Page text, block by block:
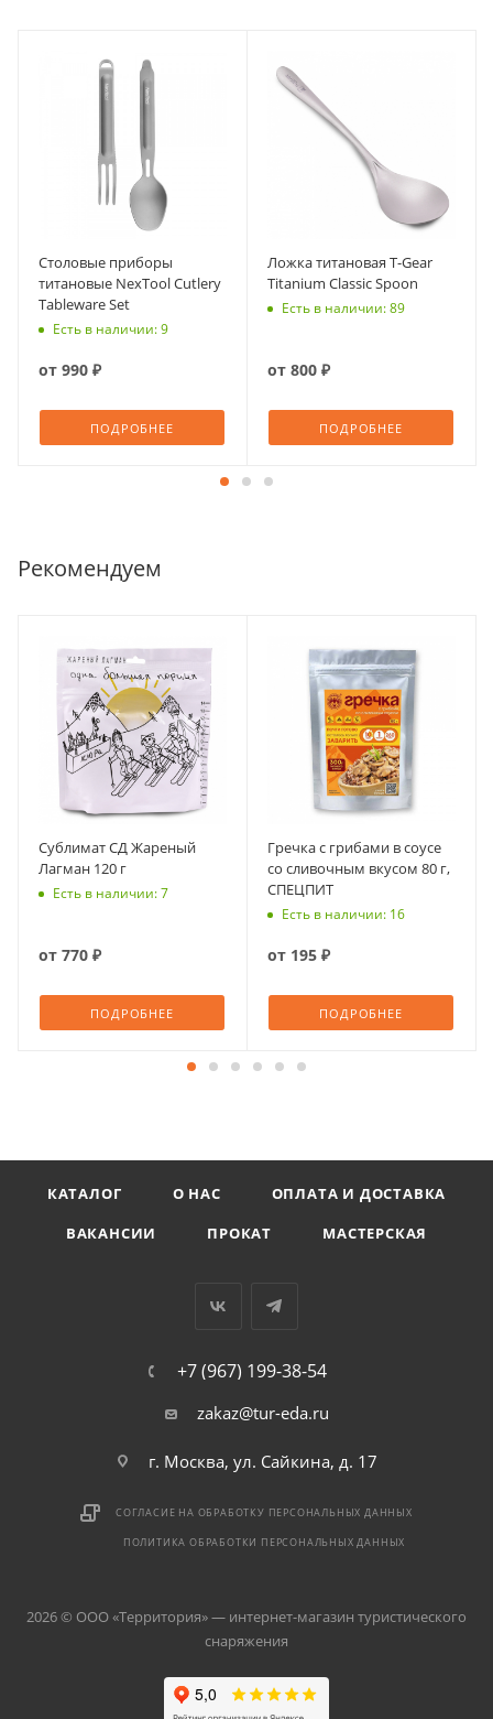
Столовые приборы
титановые NexTool Cutlery
Tableware Set
Есть в наличии: 9
от 990 ₽
ПОДРОБНЕЕ
Ложка титановая T-Gear
Titanium Classic Spoon
Есть в наличии: 89
от 800 ₽
ПОДРОБНЕЕ
Рекомендуем
Сублимат СД Жареный
Лагман 120 г
Есть в наличии: 7
от 770 ₽
ПОДРОБНЕЕ
Гречка с грибами в соусе
со сливочным вкусом 80 г,
СПЕЦПИТ
Есть в наличии: 16
от 195 ₽
ПОДРОБНЕЕ
КАТАЛОГ О НАС
ОПЛАТА И ДОСТАВКА
ВАКАНСИИ
ПРОКАТ МАСТЕРСКАЯ
+7 (967) 199-38-54
zakaz@tur-eda.ru
г. Москва, ул. Сайкина, д. 17
СОГЛАСИЕ НА ОБРАБОТКУ ПЕРСОНАЛЬНЫХ ДАННЫХ
ПОЛИТИКА ОБРАБОТКИ ПЕРСОНАЛЬНЫХ ДАННЫХ
2026 © ООО «Территория» — интернет-магазин туристического
снаряжения